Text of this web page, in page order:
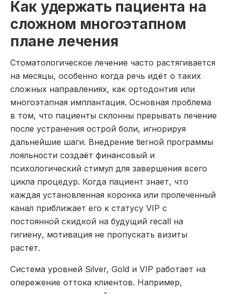
Как удержать пациента на
сложном многоэтапном
плане лечения
Стоматологическое лечение часто растягивается
на месяцы, особенно когда речь идёт о таких
сложных направлениях, как ортодонтия или
многоэтапная имплантация. Основная проблема
в том, что пациенты склонны прерывать лечение
после устранения острой боли, игнорируя
дальнейшие шаги. Внедрение tierной программы
лояльности создаёт финансовый и
психологический стимул для завершения всего
цикла процедур. Когда пациент знает, что
каждая установленная коронка или пролеченный
канал приближает его к статусу VIP с
постоянной скидкой на будущий recall на
гигиену, мотивация не пропускать визиты
растёт.
Система уровней Silver, Gold и VIP работает на
опережение оттока клиентов. Например,